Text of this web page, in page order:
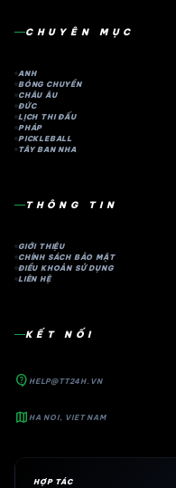
CHUYÊN MỤC
ANH
BÓNG CHUYỀN
CHÂU ÂU
ĐỨC
LỊCH THI ĐẤU
PHÁP
PICKLEBALL
TÂY BAN NHA
THÔNG TIN
GIỚI THIỆU
CHÍNH SÁCH BẢO MẬT
ĐIỀU KHOẢN SỬ DỤNG
LIÊN HỆ
KẾT NỐI
contact_support HELP@TT24H.VN
map HA NOI, VIET NAM
HỢP TÁC